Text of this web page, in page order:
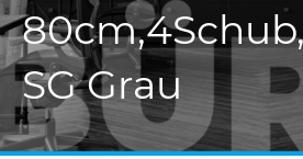
SG Grau